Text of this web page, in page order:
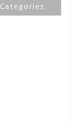
Categories